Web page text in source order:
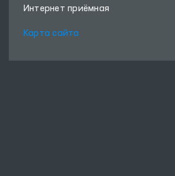
Интернет приёмная
Карта сайта